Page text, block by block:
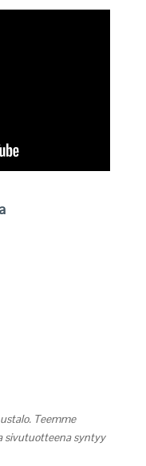
Teemme
sivutuotteena syntyy